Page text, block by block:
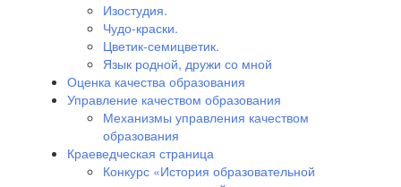
Изостудия.
Чудо-краски.
Цветик-семицветик.
Язык родной, дружи со мной
Оценка качества образования
Управление качеством образования
Механизмы управления качеством
образования
Краеведческая страница
Конкурс «История образовательной